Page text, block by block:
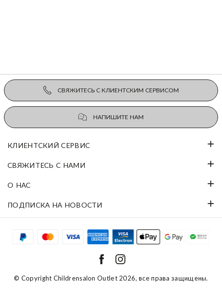
СВЯЖИТЕСЬ С КЛИЕНТСКИМ СЕРВИСОМ
НАПИШИТЕ НАМ
КЛИЕНТСКИЙ СЕРВИС
СВЯЖИТЕСЬ С НАМИ
О НАС
ПОДПИСКА НА НОВОСТИ
© Copyright Childrensalon Outlet 2026, все права защищены.